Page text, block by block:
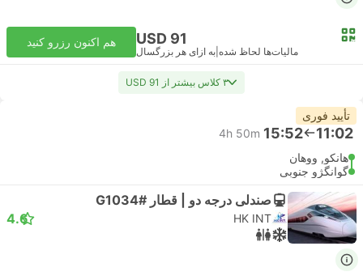
USD 91
مالیات‌ها لحاظ شده به ازای هر بزرگسال
هم اکنون رزرو کنید
۳ کلاس بیشتر از USD 91
تأیید فوری
11:02
15:52
4h 50m
هانکو, ووهان
گوانگژو جنوبی
صندلی درجه دو | قطار #G1034
HK INT
4.6